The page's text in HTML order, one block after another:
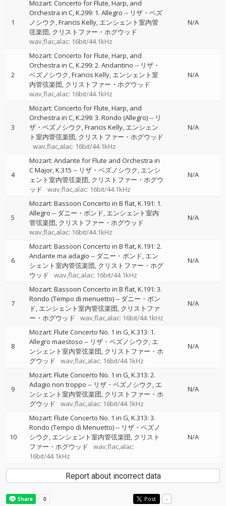
1
Mozart: Concerto for Flute, Harp, and
Orchestra in C, K.299: 1. Allegro -- リザ・ベズ
ノシウク Francis Kelly エンシェント室内管
弦楽団 クリストファー・ホグウッド
wav,flac,alac: 16bit/44.1kHz
N/A
2
Mozart: Concerto for Flute, Harp, and
Orchestra in C, K.299: 2. Andantino -- リザ・
ベズノシウク Francis Kelly エンシェント室
内管弦楽団 クリストファー・ホグウッド
wav,flac,alac: 16bit/44.1kHz
N/A
3
Mozart: Concerto for Flute, Harp, and
Orchestra in C, K.299: 3. Rondo (Allegro)-- リ
ザ・ベズノシウク Francis Kelly エンシェン
ト室内管弦楽団 クリストファー・ホグウッド
wav,flac,alac: 16bit/44.1kHz
N/A
4
Mozart: Andante for Flute and Orchestra in
C Major, K.315 -- リザ・ベズノシウク エンシ
ェント室内管弦楽団 クリストファー・ホグウ
ッド
wav,flac,alac: 16bit/44.1kHz
N/A
5
Mozart: Bassoon Concerto in B flat, K.191: 1.
Allegro -- ダニー・ボンド エンシェント室内
管弦楽団 クリストファー・ホグウッド
wav,flac,alac: 16bit/44.1kHz
N/A
6
Mozart: Bassoon Concerto in B flat, K.191: 2.
Andante ma adagio -- ダニー・ボンド エン
シェント室内管弦楽団 クリストファー・ホグ
ウッド
wav,flac,alac: 16bit/44.1kHz
N/A
7
Mozart: Bassoon Concerto in B flat, K.191: 3.
Rondo (Tempo di menuetto)-- ダニー・ボン
ド エンシェント室内管弦楽団 クリストファ
ー・ホグウッド
wav,flac,alac: 16bit/44.1kHz
N/A
8
Mozart: Flute Concerto No. 1 in G, K.313: 1.
Allegro maestoso -- リザ・ベズノシウク エ
ンシェント室内管弦楽団 クリストファー・ホ
グウッド
wav,flac,alac: 16bit/44.1kHz
N/A
9
Mozart: Flute Concerto No. 1 in G, K.313: 2.
Adagio non troppo -- リザ・ベズノシウク エ
ンシェント室内管弦楽団 クリストファー・ホ
グウッド
wav,flac,alac: 16bit/44.1kHz
N/A
10
Mozart: Flute Concerto No. 1 in G, K.313: 3.
Rondo (Tempo di Menuetto)-- リザ・ベズノ
シウク エンシェント室内管弦楽団 クリスト
ファー・ホグウッド
wav,flac,alac:
16bit/44.1kHz
N/A
Report about incorrect data
Post -